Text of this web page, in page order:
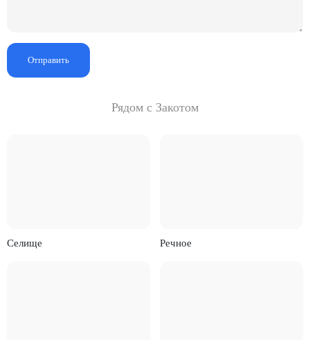
Отправить
Рядом с Закотом
Селище Речное